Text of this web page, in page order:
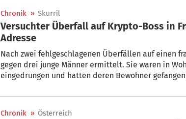
Chronik » Skurril
Versuchter Überfall auf Krypto-Boss in
Adresse
Nach zwei fehlgeschlagenen Überfällen auf einen
gegen drei junge Männer ermittelt. Sie waren in
eingedrungen und hatten deren Bewohner
richtige“.
Chronik » Österreich